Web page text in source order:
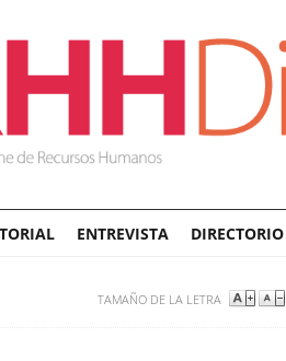
ENTREVISTA DIRECTORIO
TAMAÑO DE LA LETRA